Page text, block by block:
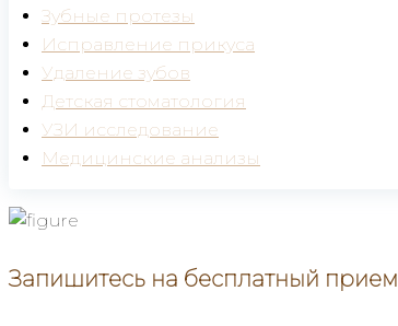
Зубные протезы
Исправление прикуса
Удаление зубов
Детская стоматология
УЗИ исследование
Медицинские анализы
Запишитесь на бесплатный прием